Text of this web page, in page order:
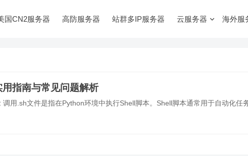
国CN2服务器 高防服务器 站群多IP服务器 云服务器 海外服
指南与常见问题解析
用.sh文件是指在Python环境中执行Shell脚本。Shell脚本通常用于自动化任